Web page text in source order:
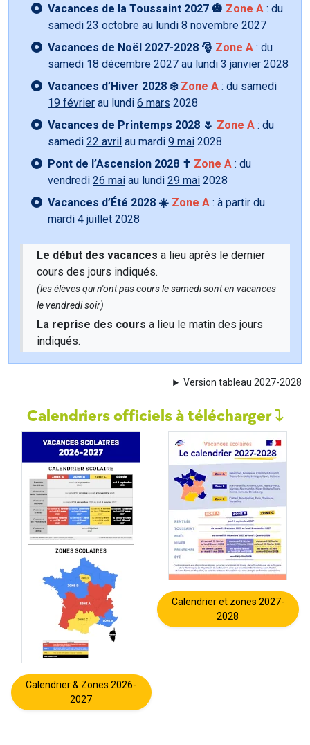
Vacances de la Toussaint 2027 🎃 Zone A : du
samedi 23 octobre au lundi 8 novembre 2027
Vacances de Noël 2027-2028 🎅 Zone A : du
samedi 18 décembre 2027 au lundi 3 janvier 2028
Vacances d’Hiver 2028 ❄️ Zone A : du samedi
19 février au lundi 6 mars 2028
Vacances de Printemps 2028 🌷 Zone A : du
samedi 22 avril au mardi 9 mai 2028
Pont de l’Ascension 2028 ✝️ Zone A : du
vendredi 26 mai au lundi 29 mai 2028
Vacances d’Été 2028 ☀️ Zone A : à partir du
mardi 4 juillet 2028
Le début des vacances a lieu après le dernier
cours des jours indiqués.
(les élèves qui n'ont pas cours le samedi sont en vacances
le vendredi soir)
La reprise des cours a lieu le matin des jours
indiqués.
Version tableau 2027-2028
Calendriers officiels à télécharger
Calendrier & Zones 2026-
2027
Calendrier et zones 2027-
2028